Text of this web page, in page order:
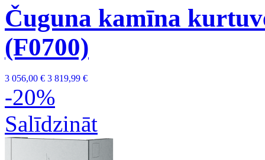
Čuguna kamīna
(F0700)
3 056,00 € 3 819,99 €
-20%
Salīdzināt